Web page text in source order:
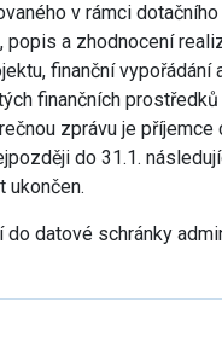
v rámci
popis a zhodnocení
finanční vypořádání
finančních
zprávu je příjemce
do 31.1.
ukončen.
do datové schránky